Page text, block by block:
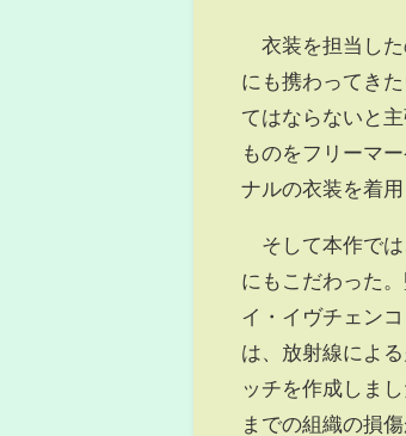
衣装を担当した
にも携わってき
てはならないと
ものをフリーマ
ナルの衣装を着
そして本作では
にもこだわった
イ・イヴチェン
は、放射線によ
ッチを作成しま
までの組織の損